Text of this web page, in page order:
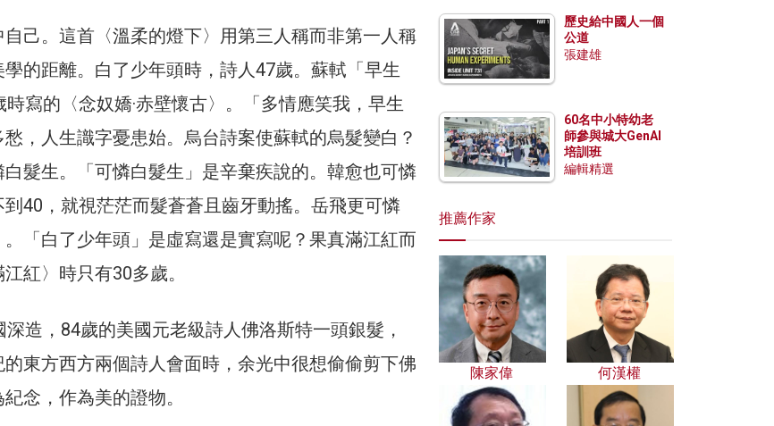
己。這首〈溫柔的燈下〉用第三人稱而非第一人稱
的距離。白了少年頭時，詩人47歲。蘇軾「早生
寫的〈念奴嬌·赤壁懷古〉。「多情應笑我，早生
，人生識字憂患始。烏台詩案使蘇軾的烏髮變白？
髮生。「可憐白髮生」是辛棄疾說的。韓愈也可憐
40，就視茫茫而髮蒼蒼且齒牙動搖。岳飛更可憐
「白了少年頭」是虛寫還是實寫呢？果真滿江紅而
紅〉時只有30多歲。
造，84歲的美國元老級詩人佛洛斯特一頭銀髮，
東方西方兩個詩人會面時，余光中很想偷偷剪下佛
念，作為美的證物。
歷史給中國人一個
公道
張建雄
60名中小特幼老
師參與城大GenAI
培訓班
編輯精選
推薦作家
陳家偉 何漢權